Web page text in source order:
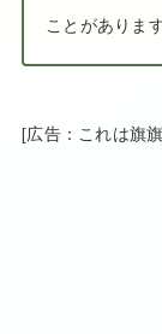
ことがあります
[広告：これは旗